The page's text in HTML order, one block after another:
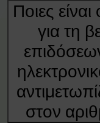
Ποιες
για τη
στον